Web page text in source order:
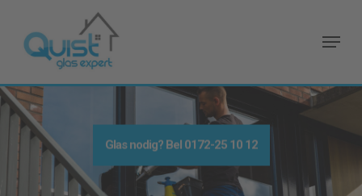
main
Menu
Glas nodig? Bel 0172-25 10 12